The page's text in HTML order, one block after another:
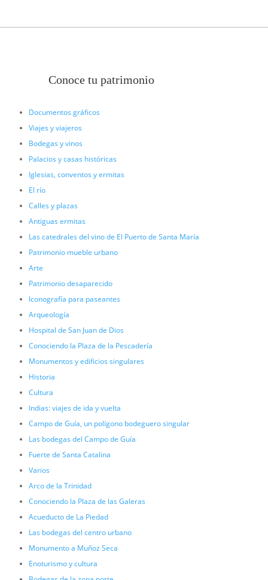
Conoce tu patrimonio
Documentos gráficos
Viajes y viajeros
Bodegas y vinos
Palacios y casas históricas
Iglesias, conventos y ermitas
El río
Calles y plazas
Antiguas ermitas
Las catedrales del vino de El Puerto de Santa María
Patrimonio mueble urbano
Arte
Patrimonio desaparecido
Iconografía para paseantes
Arqueología
Hospital de San Juan de Dios
Conociendo la Plaza de la Pescadería
Monumentos y edificios singulares
Historia
Cultura
Indias: viajes de ida y vuelta
Campo de Guía, un polígono bodeguero singular
Las bodegas del Campo de Guía
Fuerte de Santa Catalina
Varios
Arco de la Trinidad
Conociendo la Plaza de las Galeras
Acueducto de La Piedad
Las bodegas del centro urbano
Monumento a Muñoz Seca
Enoturismo y cultura